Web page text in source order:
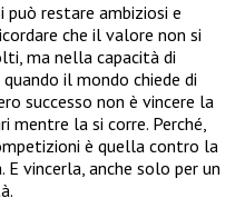
può restare ambiziosi e
che il valore non si
ma nella capacità di
il mondo chiede di
successo non è vincere la
mentre la si corre. Perché,
è quella contro la
E vincerla, anche solo per un